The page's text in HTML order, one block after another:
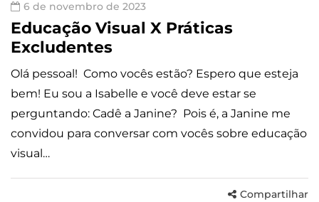
6 de novembro de 2023
Educação Visual X Práticas
Excludentes
Olá pessoal! Como vocês estão? Espero que esteja
bem! Eu sou a Isabelle e você deve estar se
perguntando: Cadê a Janine? Pois é, a Janine me
convidou para conversar com vocês sobre educação
visual…
Compartilhar